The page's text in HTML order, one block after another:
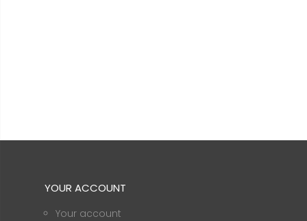
YOUR ACCOUNT
Your account